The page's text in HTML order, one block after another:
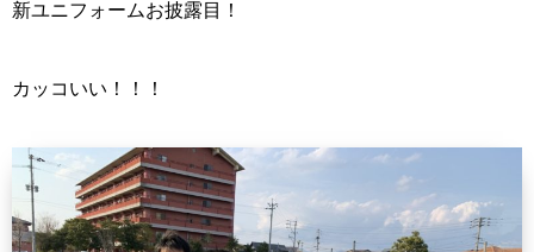
新ユニフォームお披露目！
カッコいい！！！